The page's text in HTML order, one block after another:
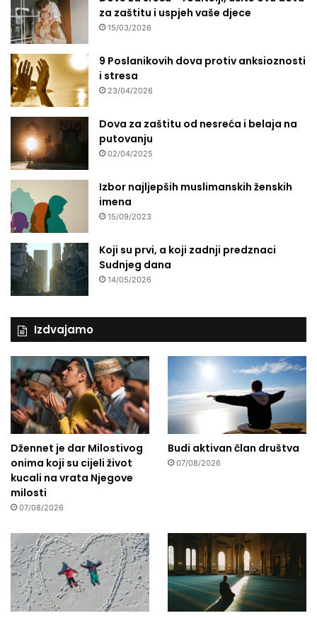
za zaštitu i uspjeh vaše djece
15/03/2026
9 Poslanikovih dova protiv anksioznosti
i stresa
23/04/2026
Dova za zaštitu od nesreća i belaja na
putovanju
02/04/2025
Izbor najljepših muslimanskih ženskih
imena
15/09/2023
Koji su prvi, a koji zadnji predznaci
Sudnjeg dana
14/05/2026
Izdvajamo
Džennet je dar Milostivog
onima koji su cijeli život
kucali na vrata Njegove
milosti
07/08/2026
Budi aktivan član društva
07/08/2026